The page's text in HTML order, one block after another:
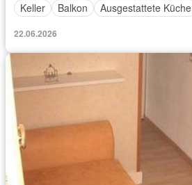
Keller
Balkon Ausgestattete Küche
22.06.2026